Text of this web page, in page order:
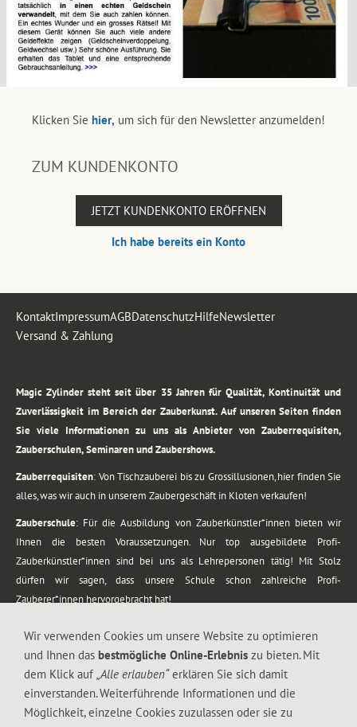
Klicken Sie hier, um sich für den Newsletter anzumelden!
ZUM KUNDENKONTO
JETZT KUNDENKONTO ERÖFFNEN
Ich habe bereits ein Konto
KontaktImpressumAGBDatenschutzHilfeNewsletter
Versand & Zahlung
Magic Zylinder steht seit über 35 Jahren für Qualität, Kontinuität und
Zuverlässigkeit im Bereich der Zauberkunst. Auf unseren Seiten finden
Sie viele Informationen zu uns als Anbieter von Zauberrequisiten,
Zauberschulen, Seminaren und Zaubershows.
Zauberrequisiten: Von Tischzauberei bis zu Grossillusionen, hier finden Sie
alles, was wir auch in unserem Zaubergeschäft in Kloten verkaufen!
Zauberschule: Für die Ausbildung von Zauberkünstler*innen bieten wir
Ihnen die besten Voraussetzungen. Nur top ausgebildete Profi-
Zauberkünstler*innen sind bei uns als Lehrepersonen tätig! Mit Stolz
dürfen wir sagen, dass unsere Schule schon zahlreiche Profi-
Zauberer*innen hervorgebracht hat!
vom Kinderprogramm bis zur Tischzauberei. Lassen Sie sich faszinieren von
meiner Zauber-Sprech-Show, angerührt mit sprachlichen Sequenzen,
gewürzt mit Gags und visuellen Illusionen wie Kaninchen, Vasen, Seilen,
Wir verwenden Cookies um unsere Website zu optimieren
und Ihnen das bestmögliche Online-Erlebnis zu bieten. Mit
dem Klick auf „Alle erlauben“erklären Sie sich damit
einverstanden. Weiterführende Informationen und die
Möglichkeit, einzelne Cookies zuzulassen oder sie zu